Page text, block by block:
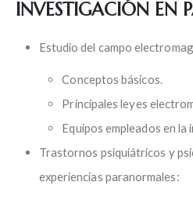
INVESTIGACIÓN EN
Estudio del campo
Conceptos básicos.
Principales leyes
Equipos empleados en la
Trastornos psiquiátricos y
experiencias paranormales: